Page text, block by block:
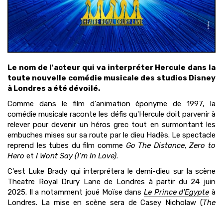
Le nom de l'acteur qui va interpréter Hercule dans la
toute nouvelle comédie musicale des studios Disney
à Londres a été dévoilé.
Comme dans le film d'animation éponyme de 1997, la
comédie musicale raconte les défis qu'Hercule doit parvenir à
relever pour devenir un héros grec tout en surmontant les
embuches mises sur sa route par le dieu Hadès. Le spectacle
reprend les tubes du film comme Go The Distance,Zero to
Hero et I Wont Say (I’m In Love).
C'est Luke Brady qui interprétera le demi-dieu sur la scène
Theatre Royal Drury Lane de Londres à partir du 24 juin
2025. Il a notamment joué Moïse dans Le Prince d'Egypte à
Londres. La mise en scène sera de Casey Nicholaw (The